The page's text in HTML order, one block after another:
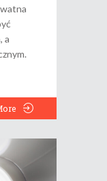
a